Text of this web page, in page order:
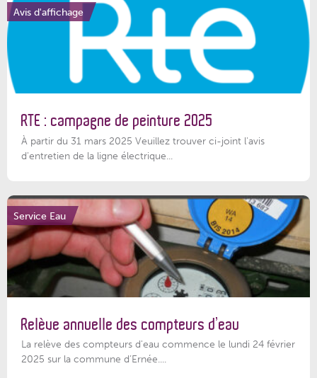
Avis d'affichage
RTE : campagne de peinture 2025
À partir du 31 mars 2025 Veuillez trouver ci-joint l'avis
d'entretien de la ligne électrique...
Service Eau
Relève annuelle des compteurs d’eau
La relève des compteurs d'eau commence le lundi 24 février
2025 sur la commune d’Ernée....